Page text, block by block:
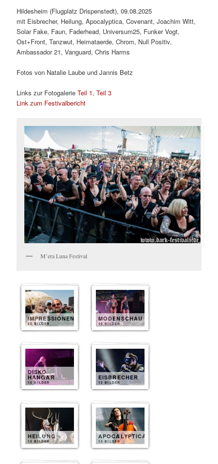
Hildesheim (Flugplatz Drispenstedt), 09.08.2025
mit Eisbrecher, Heilung, Apocalyptica, Covenant, Joachim Witt,
Solar Fake, Faun, Faderhead, Universum25, Funker Vogt,
Ost+Front, Tanzwut, Heimataerde, Chrom, Null Positiv,
Ambassador 21, Vanguard, Chris Harms
Fotos von Natalie Laube und Jannis Betz
Links zur FotogalerieTeil 1,Teil 3
Link zum Festivalbericht
M’era Luna Festival
IMPRESSIONEN
65 BILDER
MODENSCHAU
40 BILDER
DISKO
HANGAR
15 BILDER
EISBRECHER
15 BILDER
HEILUNG
15 BILDER
APOCALYPTICA
13 BILDER